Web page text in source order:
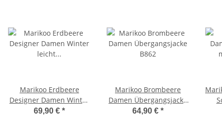
Marikoo Erdbeere
Designer Damen Winter
leicht gefüttert mit
69,90 € *
Marikoo Brombeere
Damen Übergangsjacke
B862
64,90 € *